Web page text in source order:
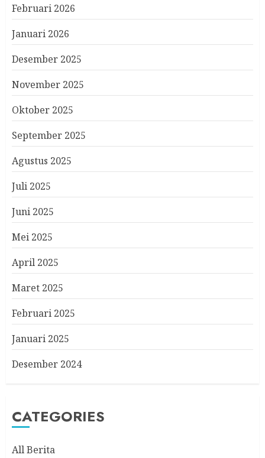
Februari 2026
Januari 2026
Desember 2025
November 2025
Oktober 2025
September 2025
Agustus 2025
Juli 2025
Juni 2025
Mei 2025
April 2025
Maret 2025
Februari 2025
Januari 2025
Desember 2024
CATEGORIES
All Berita